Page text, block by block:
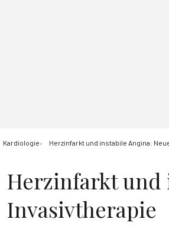
Kardiologie Herzinfarkt und instabile Angina:
Herzinfarkt und
Invasivtherapie